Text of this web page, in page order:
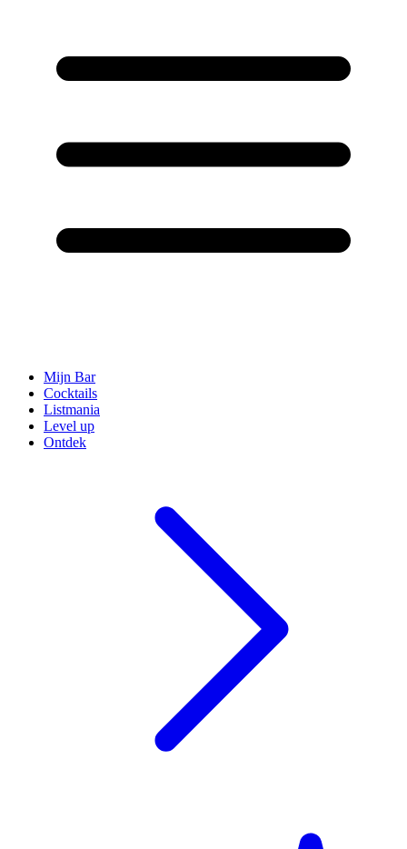
Mijn Bar
Cocktails
Listmania
Level up
Ontdek